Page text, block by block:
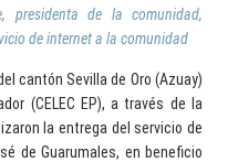
presidenta de la comunidad,
de internet a la comunidad
cantón Sevilla de Oro (Azuay)
(CELEC EP), a través de la
la entrega del servicio de
de Guarumales, en beneficio